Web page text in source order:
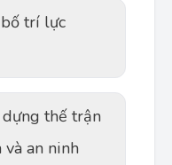
trí lực
thế trận
an ninh